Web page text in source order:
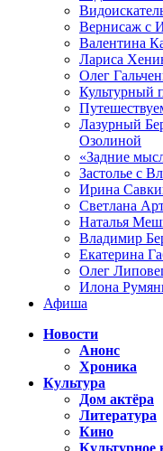
Вернисаж с
Валентина
Лариса
Олег
Культурный
Лазурный
Озолиной
«Задние
Застолье с
Ирина
Светлана
Наталья
Владимир
Екатерина
Олег
Илона
Афиша
Новости
Анонс
Хроника
Культура
Дом актёра
Литература
Кино